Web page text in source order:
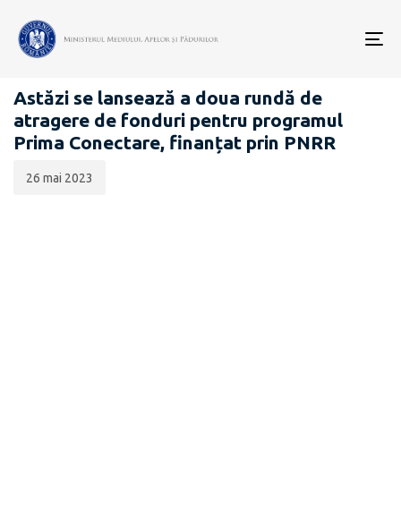
COMUNICATE DE PRESĂ
Astăzi se lansează a doua rundă de
atragere de fonduri pentru programul
Prima Conectare, finanțat prin PNRR
publicării:
26 mai 2023